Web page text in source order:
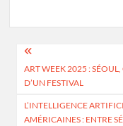
Navigation
de
l’article
ART WEEK 2025 : SÉOUL,
D’UN FESTIVAL
L’INTELLIGENCE
AMÉRICAINES : ENTRE